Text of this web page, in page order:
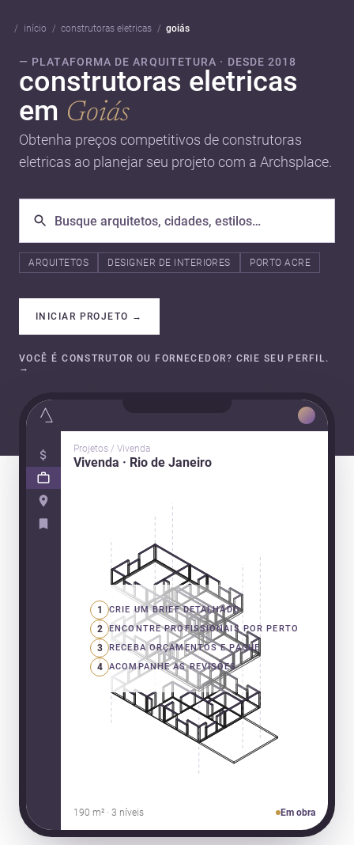
início construtoras eletricas goiás
— PLATAFORMA DE ARQUITETURA · DESDE 2018
construtoras eletricas
em Goiás
Obtenha preços competitivos de construtoras
eletricas ao planejar seu projeto com a Archsplace.
ARQUITETOS DESIGNER DE INTERIORES PORTO ACRE
INICIAR PROJETO →
VOCÊ É CONSTRUTOR OU FORNECEDOR? CRIE SEU PERFIL.
→
Projetos / Vivenda
Vivenda · Rio de Janeiro
1 CRIE UM BRIEF DETALHADO
2 ENCONTRE PROFISSIONAIS POR PERTO
3 RECEBA ORÇAMENTOS E PAGUE
4 ACOMPANHE AS REVISÕES
190 m² · 3 níveis Em obra